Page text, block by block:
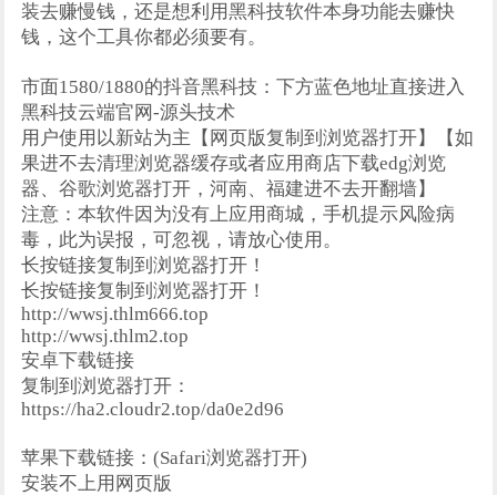
装去赚慢钱，还是想利用黑科技软件本身功能去赚快
钱，这个工具你都必须要有。
市面1580/1880的抖音黑科技：下方蓝色地址直接进入
黑科技云端官网-源头技术
用户使用以新站为主【网页版复制到浏览器打开】【如
果进不去清理浏览器缓存或者应用商店下载edg浏览
器、谷歌浏览器打开，河南、福建进不去开翻墙】
注意：本软件因为没有上应用商城，手机提示风险病
毒，此为误报，可忽视，请放心使用。
长按链接复制到浏览器打开！
长按链接复制到浏览器打开！
http://wwsj.thlm666.top
http://wwsj.thlm2.top
安卓下载链接
复制到浏览器打开：
https://ha2.cloudr2.top/da0e2d96
苹果下载链接：(Safari浏览器打开)
安装不上用网页版